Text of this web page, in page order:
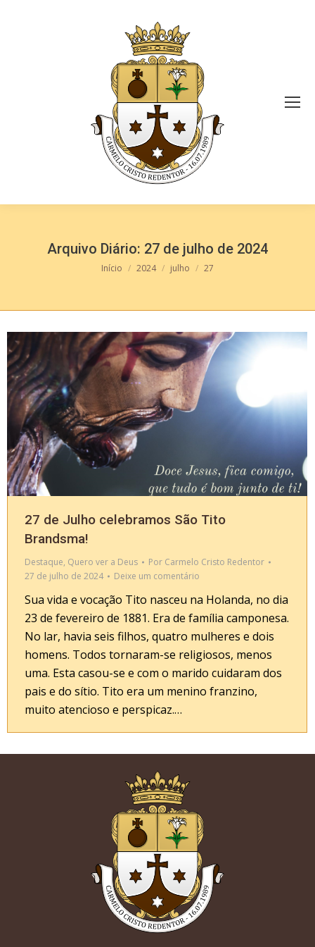
Arquivo Diário: 27 de julho de 2024
Você está aqui:
Início 2024 julho 27
27 de Julho celebramos São Tito
Brandsma!
Destaque, Quero ver a Deus Por Carmelo Cristo Redentor
27 de julho de 2024
Deixe um comentário
Sua vida e vocação Tito nasceu na Holanda, no dia
23 de fevereiro de 1881. Era de família camponesa.
No lar, havia seis filhos, quatro mulheres e dois
homens. Todos tornaram-se religiosos, menos
uma. Esta casou-se e com o marido cuidaram dos
pais e do sítio. Tito era um menino franzino,
muito atencioso e perspicaz.…